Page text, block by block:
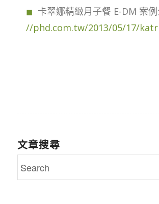
卡翠娜精緻月子餐 E-DM 案例
//phd.com.tw/2013/05/17/
文章搜尋